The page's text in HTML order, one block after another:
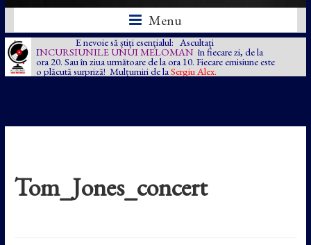
Menu
E nevoie să știți esențialul: Ascultați
INCURSIUNILE UNUI MELOMAN în fiecare zi, de la
ora 20. Sau în ziua următoare de la ora 10. Fiecare emisiune este
o plăcută surpriză! Mulțumiri de la Sergiu Alex.
Tom_Jones_concert